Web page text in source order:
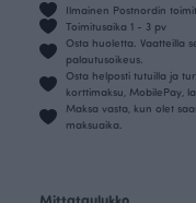
Ilmainen Postnordin
Toimitusaika 1 - 3 pv
Osta huoletta. Vaatteilla
palautusoikeus.
Osta helposti tutuilla ja
korttimaksu, MobilePay,
Maksa vasta, kun olet
maksuaika.
Mittataulukko